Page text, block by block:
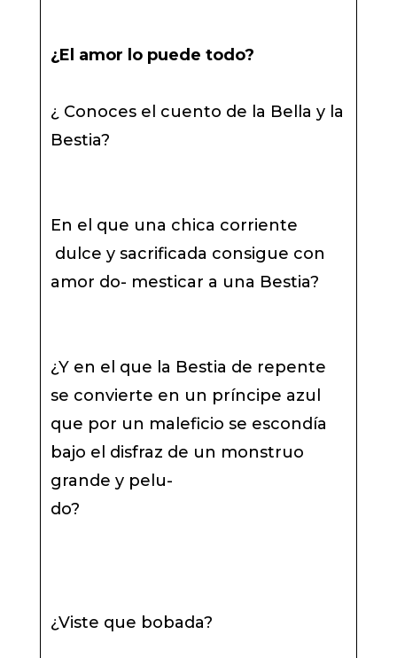
¿El amor lo puede todo?
¿ Conoces el cuento de la Bella y la
Bestia?
En el que una chica corriente
dulce y sacrificada consigue con
amor do- mesticar a una Bestia?
¿Y en el que la Bestia de repente
se convierte en un príncipe azul
que por un maleficio se escondía
bajo el disfraz de un monstruo
grande y pelu-
do?
¿Viste que bobada?